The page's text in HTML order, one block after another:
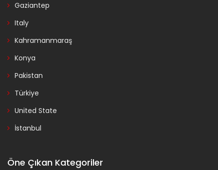
Gaziantep
Italy
Kahramanmaraş
Konya
Pakistan
Türkiye
United State
İstanbul
Öne Çıkan Kategoriler